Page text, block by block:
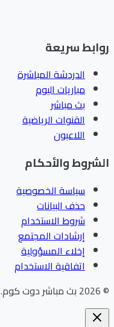
روابط سريعة
الدردشة المباشرة
مباريات اليوم
بث مباشر
القنوات الرياضية
اللاعبون
الشروط والأحكام
سياسة الخصوصية
حذف البيانات
شروط الاستخدام
إرشادات المجتمع
إخلاء المسؤولية
اتفاقية الاستخدام
©
2026 بث مباشر دوت كوم.